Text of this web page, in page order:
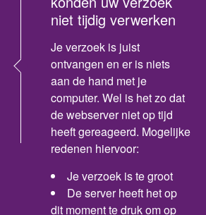
niet tijdig verwerken
Je verzoek is juist
ontvangen en er is niets
aan de hand met je
computer. Wel is het zo dat
de webserver niet op tijd
heeft gereageerd. Mogelijke
redenen hiervoor:
Je verzoek is te groot
De server heeft het op
dit moment te druk om op